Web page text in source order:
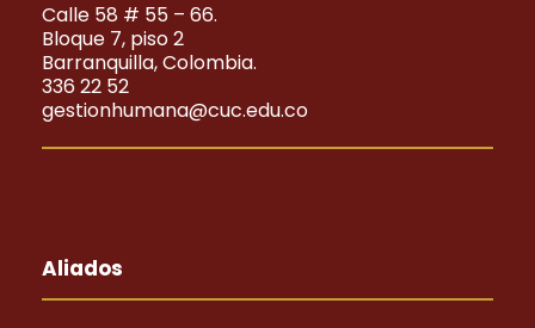
Calle 58 # 55 – 66.
Bloque 7, piso 2
Barranquilla, Colombia.
336 22 52
gestionhumana@cuc.edu.co
Aliados